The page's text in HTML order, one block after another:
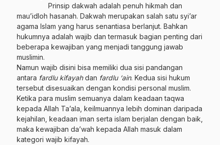
Prinsip dakwah adalah penuh hikmah dan
mau’idloh hasanah. Dakwah merupakan salah satu syi’ar
agama Islam yang harus senantiasa berlanjut. Bahkan
hukumnya adalah wajib dan termasuk bagian penting dari
beberapa kewajiban yang menjadi tanggung jawab
muslimin.
Namun wajib disini bisa memiliki dua sisi pandangan
antara fardlu kifayahdan fardlu ‘ain. Kedua sisi hukum
tersebut disesuaikan dengan kondisi personal muslim.
Ketika para muslim semuanya dalam keadaan taqwa
kepada Allah Ta’ala, keilmuannya lebih dominan daripada
kejahilan, keadaan iman serta islam berjalan dengan baik,
maka kewajiban da’wah kepada Allah masuk dalam
kategori wajib kifayah.